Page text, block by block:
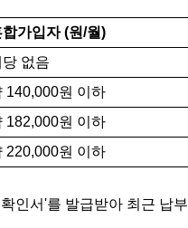
합가입자 (원/월)
없음
140,000원 이하
182,000원 이하
220,000원 이하
인서'를 발급받아 최근 납부